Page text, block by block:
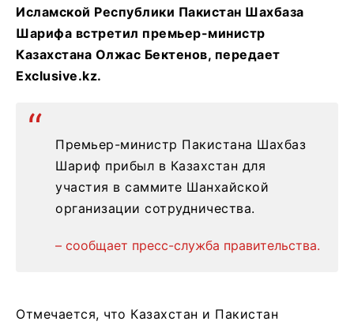
Исламской Республики Пакистан Шахбаза
Шарифа встретил премьер-министр
Казахстана Олжас Бектенов, передает
Exclusive.kz.
Премьер-министр Пакистана Шахбаз
Шариф прибыл в Казахстан для
участия в саммите Шанхайской
организации сотрудничества.
– сообщает пресс-служба правительства.
Отмечается, что Казахстан и Пакистан